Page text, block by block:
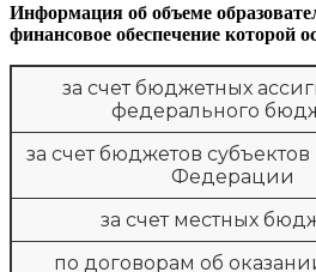
Информация об объеме
финансовое обеспечение которой
за счет бюджетных
федерального
за счет бюджетов
Федерации
за счет местных
по договорам об